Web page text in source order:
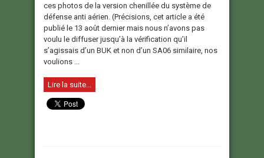
ces photos de la version chenillée du système de
défense anti aérien. (Précisions, cet article a été
publié le 13 août dernier mais nous n’avons pas
voulu le diffuser jusqu’à la vérification qu’il
s’agissais d’un BUK et non d’un SA06 similaire, nos
voulions ...
Lire la suite...